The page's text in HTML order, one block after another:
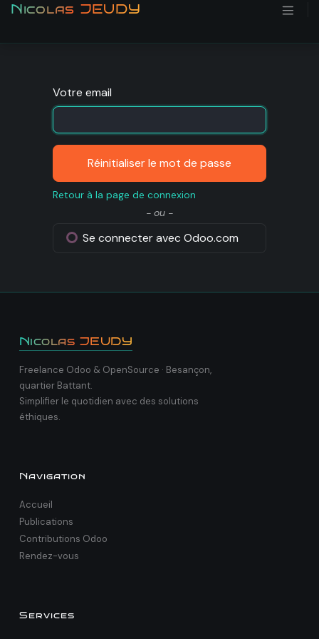
Se rendre au contenu
Nicolas JEUDY
Votre email
Réinitialiser le mot de passe
Retour à la page de connexion
- ou -
Se connecter avec Odoo.com
Nicolas JEUDY
Freelance Odoo & OpenSource · Besançon,
quartier Battant.
Simplifier le quotidien avec des solutions
éthiques.
Navigation
Accueil
Publications
Contributions Odoo
Rendez-vous
Services